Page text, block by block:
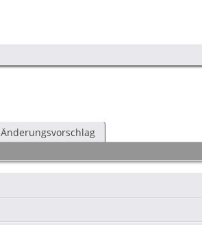
Änderungsvorschlag